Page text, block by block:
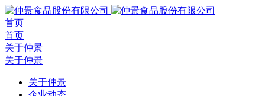
首页
首页
关于仲景
关于仲景
关于仲景